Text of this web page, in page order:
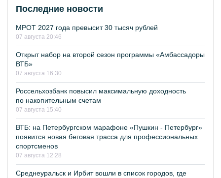
Последние новости
МРОТ 2027 года превысит 30 тысяч рублей
07 августа 20:46
Открыт набор на второй сезон программы «Амбассадоры
ВТБ»
07 августа 16:30
Россельхозбанк повысил максимальную доходность
по накопительным счетам
07 августа 15:40
ВТБ: на Петербургском марафоне «Пушкин - Петербург»
появится новая беговая трасса для профессиональных
спортсменов
07 августа 12:28
Среднеуральск и Ирбит вошли в список городов, где